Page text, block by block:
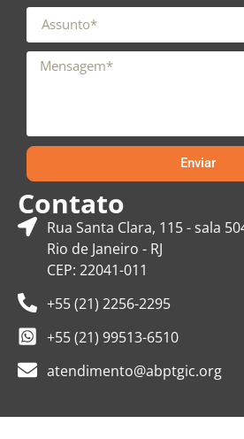
Enviar
Contato
Rua Santa Clara, 115 - sala
Rio de Janeiro - RJ
CEP: 22041-011
+55 (21) 2256-2295
+55 (21) 99513-6510
atendimento@abptgic.org